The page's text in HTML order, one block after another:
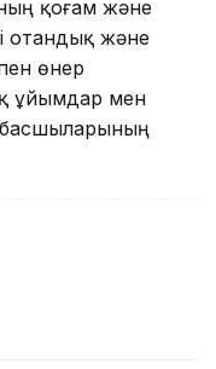
қоғам және
отандық және
өнер
ұйымдар мен